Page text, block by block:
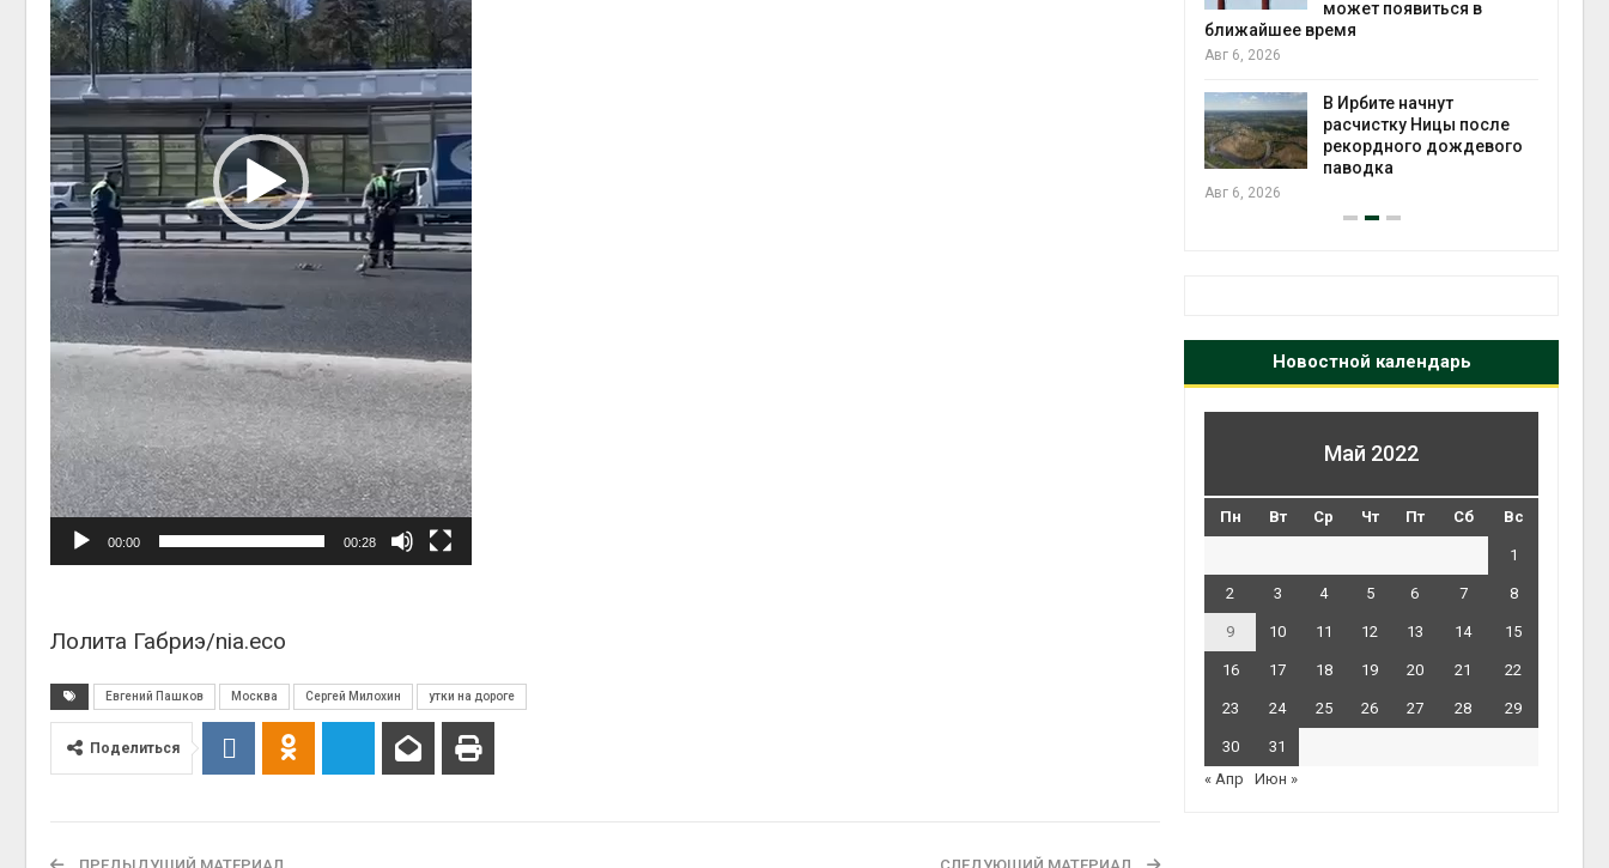
00:00 00:28
Лолита Габриэ/nia.eco
Евгений Пашков Москва Сергей Милохин утки на дороге
Поделиться
может появиться в
ближайшее время
Авг 6, 2026
В Ирбите начнут
расчистку Ницы после
рекордного дождевого
паводка
Авг 6, 2026
Новостной календарь
Май 2022
Пн Вт Ср Чт Пт Сб Вс
1
2 3 4 5 6 7 8
9 10 11 12 13 14 15
16 17 18 19 20 21 22
23 24 25 26 27 28 29
30
31
« Апр
Июн »